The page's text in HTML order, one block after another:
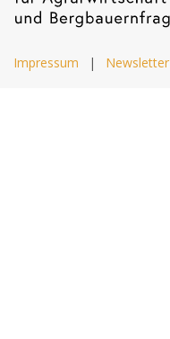
Impressum | Newsletter